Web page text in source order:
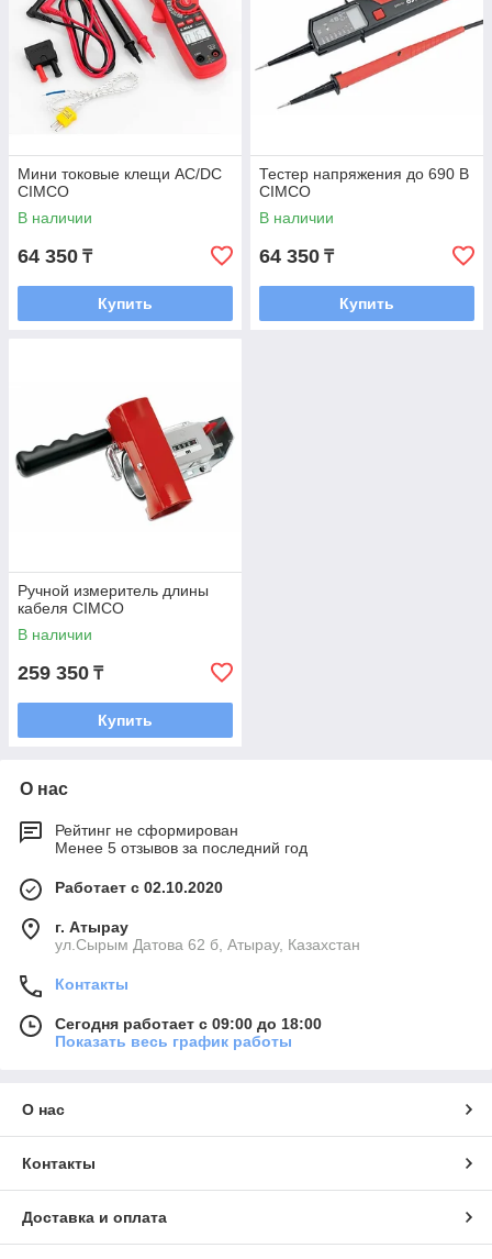
Мини токовые клещи AC/DC
CIMCO
В наличии
64 350 ₸
Купить
Тестер напряжения до 690 В
CIMCO
В наличии
64 350 ₸
Купить
Ручной измеритель длины
кабеля CIMCO
В наличии
259 350 ₸
Купить
О нас
Рейтинг не сформирован
Менее 5 отзывов за последний год
Работает с 02.10.2020
г. Атырау
ул.Сырым Датова 62 б, Атырау, Казахстан
Контакты
Сегодня работает с 09:00 до 18:00
Показать весь график работы
О нас
Контакты
Доставка и оплата